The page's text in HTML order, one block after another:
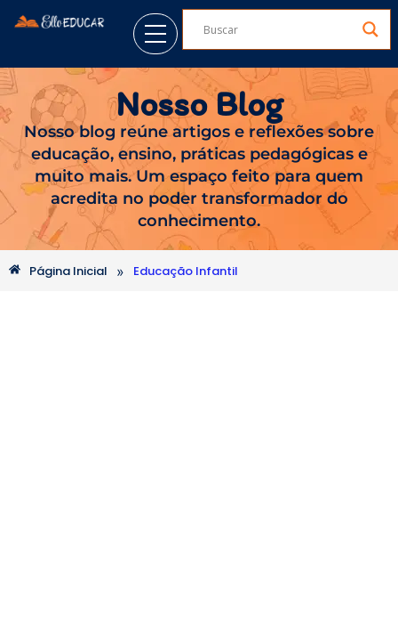
Nosso Blog
Nosso blog reúne artigos e reflexões sobre
educação, ensino, práticas pedagógicas e
muito mais. Um espaço feito para quem
acredita no poder transformador do
conhecimento.
Página Inicial » Educação Infantil